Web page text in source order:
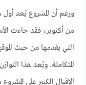
ورغم أن المشروع يُعد
من أكتوبر، فقد جاءت
التي يقدمها من حيث
المتكاملة. ويُعد هذا
الإقبال الكبير على